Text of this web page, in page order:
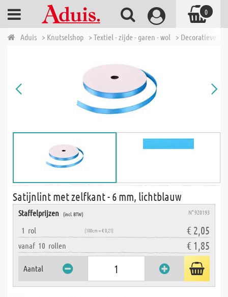
Aduis > Knutselshop > Textiel - zijde - garen - wol > Decoratieve
Satijnlint met zelfkant - 6 mm, lichtblauw
Staffelprijzen (incl. BTW) N° 920193
1 rol (100cm = € 0,21) € 2,05
vanaf 10 rollen € 1,85
Aantal
0